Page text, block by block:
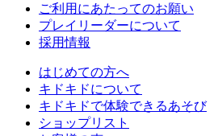
ご利用にあたってのお願い
プレイリーダーについて
採用情報
はじめての方へ
キドキドについて
キドキドで体験できるあそび
ショップリスト